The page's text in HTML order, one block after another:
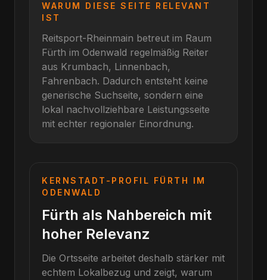
WARUM DIESE SEITE RELEVANT
IST
Reitsport-Rheinmain betreut im Raum
Fürth im Odenwald regelmäßig Reiter
aus Krumbach, Linnenbach,
Fahrenbach. Dadurch entsteht keine
generische Suchseite, sondern eine
lokal nachvollziehbare Leistungsseite
mit echter regionaler Einordnung.
KERNSTADT-PROFIL FÜRTH IM
ODENWALD
Fürth als Nahbereich mit
hoher Relevanz
Die Ortsseite arbeitet deshalb stärker mit
echtem Lokalbezug und zeigt, warum